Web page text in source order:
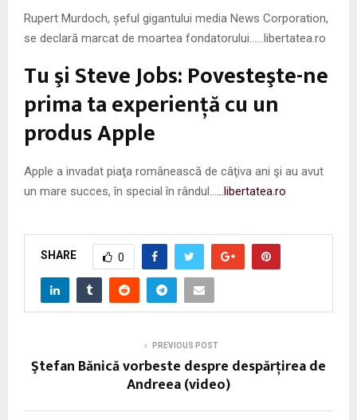
Rupert Murdoch, șeful gigantului media News Corporation,
se declară marcat de moartea fondatorului……libertatea.ro
Tu şi Steve Jobs: Povesteşte-ne
prima ta experienţă cu un
produs Apple
Apple a invadat piaţa românească de câţiva ani şi au avut
un mare succes, în special în rândul…
…libertatea.ro
SHARE 0
PREVIOUS POST
Ştefan Bănică vorbeste despre despărţirea de
Andreea (video)